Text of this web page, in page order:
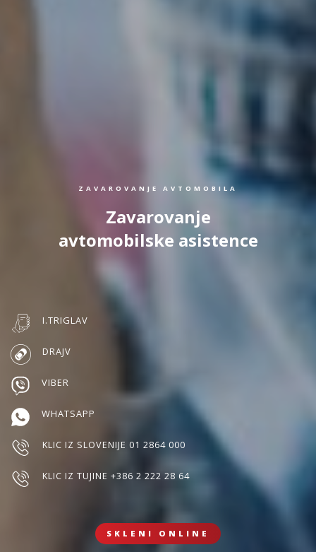
ZAVAROVANJE AVTOMOBILA
Zavarovanje
avtomobilske asistence
I.TRIGLAV
DRAJV
VIBER
WHATSAPP
KLIC IZ SLOVENIJE 01 2864 000
KLIC IZ TUJINE +386 2 222 28 64
SKLENI ONLINE